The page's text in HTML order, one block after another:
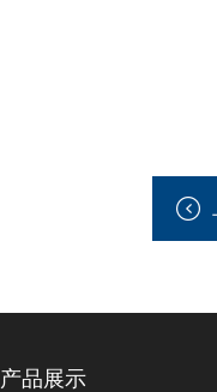
产品展示